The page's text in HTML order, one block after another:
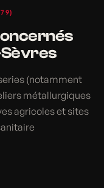
(notamment
métallurgiques
agricoles et sites